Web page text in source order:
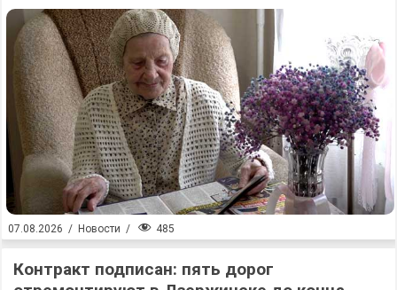
07.08.2026 / Новости / 485
Контракт подписан: пять дорог